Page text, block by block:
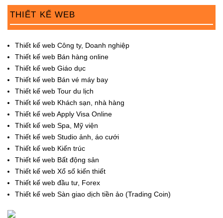
THIẾT KẾ WEB
Thiết kế web Công ty, Doanh nghiệp
Thiết kế web Bán hàng online
Thiết kế web Giáo dục
Thiết kế web Bán vé máy bay
Thiết kế web Tour du lịch
Thiết kế web Khách sạn, nhà hàng
Thiết kế web Apply Visa Online
Thiết kế web Spa, Mỹ viện
Thiết kế web Studio ảnh, áo cưới
Thiết kế web Kiến trúc
Thiết kế web Bất động sản
Thiết kế web Xổ số kiến thiết
Thiết kế web đầu tư, Forex
Thiết kế web Sàn giao dịch tiền ảo (Trading Coin)